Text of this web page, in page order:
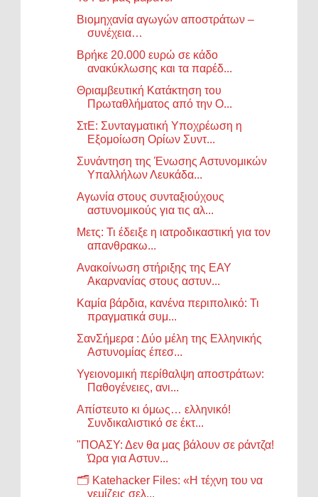
Βιομηχανία αγωγών αποστράτων –
συνέχεια…
Βρήκε 20.000 ευρώ σε κάδο
ανακύκλωσης και τα παρέδ...
Θριαμβευτική Κατάκτηση του
Πρωταθλήματος από την Ο...
ΣτΕ: Συνταγματική Υποχρέωση η
Εξομοίωση Ορίων Συντ...
Συνάντηση της Ένωσης Αστυνομικών
Υπαλλήλων Λευκάδα...
Αγωνία στους συνταξιούχους
αστυνομικούς για τις αλ...
Μετς: Τι έδειξε η ιατροδικαστική για τον
απανθρακω...
Ανακοίνωση στήριξης της ΕΑΥ
Ακαρνανίας στους αστυν...
Καμία βάρδια, κανένα περιπολικό: Τι
πραγματικά συμ...
ΣανΣήμερα : Δύο μέλη της Ελληνικής
Αστυνομίας έπεσ...
Υγειονομική περίθαλψη αποστράτων:
Παθογένειες, ανι...
Απίστευτο κι όμως… ελληνικό!
Συνδικαλιστικό σε έκτ...
"ΠΟΑΣΥ: Δεν θα μας βάλουν σε ράντζα!
Ώρα για Αστυν...
🗂️ Katehacker Files: «Η τέχνη του να
γεμίζεις σελ...